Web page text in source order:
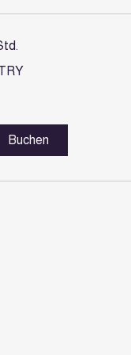
Buchen